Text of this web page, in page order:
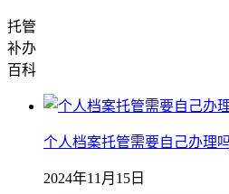
托管
补办
百科
个人档案托管需要自己办理
2024年11月15日